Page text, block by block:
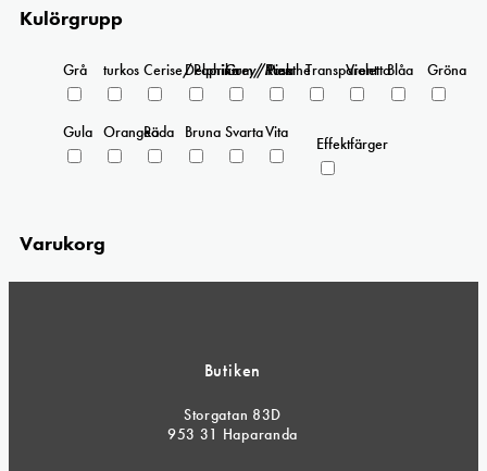
Kulörgrupp
Grå turkos Cerise/Paprika
Delphinium/Menthe
Grey/Pink
Rosa Transparent
ViolettaBlåa Gröna
Gula OrangeaRöda Bruna SvartaVita
Effektfärger
Varukorg
Butiken
Storgatan 83D
953 31 Haparanda